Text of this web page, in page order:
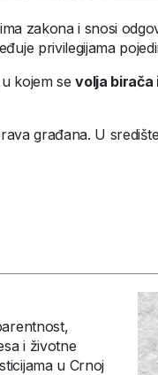
zakona i snosi
privilegijama
kojem sevolja birača
građana. U
i životne
u Crnoj